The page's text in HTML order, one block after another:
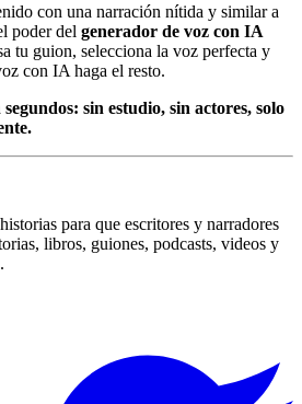
con una narración nítida y similar a
poder del generador de voz con IA
tu guion, selecciona la voz perfecta y
con IA haga el resto.
sin estudio, sin actores, solo
para que escritores y narradores
libros, guiones, podcasts, videos y